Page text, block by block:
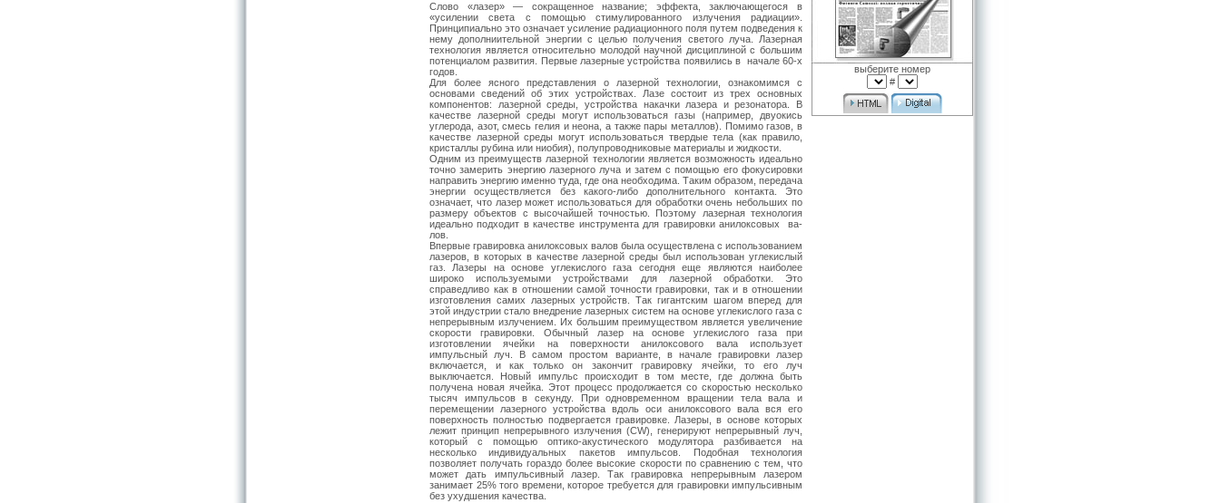
Слово «лазер» — сокращенное название; эффекта, заключающегося в
«усилении света с помощью стимулированного излучения радиации».
Принципиально это означает усиление радиационного поля путем подведения к
нему дополниительной энергии с целью получения светого луча. Лазерная
технология является относительно молодой научной дисциплиной с большим
потенциалом развития. Первые лазерные устройства появились в начале 60-х
годов.
Для более ясного представления о лазерной технологии, ознакомимся с
основами сведений об этих устройствах. Лазе состоит из трех основных
компонентов: лазерной среды, устройства накачки лазера и резо­натора. В
качестве лазерной среды могут использоваться газы (например, двуокись
углерода, азот, смесь гелия и неона, а так­же пары металлов). Помимо газов, в
каче­стве лазерной среды могут использоваться твердые тела (как правило,
кристаллы ру­бина или ниобия), полупроводниковые ма­териалы и жидкости.
Одним из преимуществ лазерной техно­логии является возможность идеально
точ­но замерить энергию лазерного луча и за­тем с помощью его фокусировки
направить энергию именно туда, где она необходима. Таким образом, передача
энергии осуще­ствляется без какого-либо дополнительно­го контакта. Это
означает, что лазер может использоваться для обработки очень не­больших по
размеру объектов с высочай­шей точностью. Поэтому лазерная техно­логия
идеально подходит в качестве инст­румента для гравировки анилоксовых ва­
лов.
Впервые гравировка анилоксовых валов была осуществлена с использованием
лазеров, в которых в качестве лазерной сре­ды был использован углекислый
газ. Лазе­ры на основе углекислого газа сегодня еще являются наиболее
широко используемы­ми устройствами для лазерной обработки. Это
справедливо как в отношении самой точности гравировки, так и в отношении
изготовления самих лазерных устройств. Так гигантским шагом вперед для
этой ин­дустрии стало внедрение лазерных систем на основе углекислого газа с
непрерывным излучением. Их большим преимуществом является увеличение
скорости гравировки. Обычный лазер на основе углекислого газа при
изготовлении ячейки на поверхности анилоксового вала использует
импульсный луч. В самом простом варианте, в начале гравировки лазер
включается, и как толь­ко он закончит гравировку ячейки, то его луч
выключается. Новый импульс происхо­дит в том месте, где должна быть
получена новая ячейка. Этот процесс продолжается со скоростью несколько
тысяч импульсов в секунду. При одновременном вращении тела вала и
перемещении лазерного устрой­ства вдоль оси анилоксового вала вся его
поверхность полностью подвергается гра­вировке. Лазеры, в основе которых
лежит принцип непрерывного излучения (CW), генерируют непрерывный луч,
который с помощью оптико-акустического модулято­ра разбивается на
несколько индивидуаль­ных пакетов импульсов. Подобная техноло­гия
позволяет получать гораздо более вы­сокие скорости по сравнению с тем, что
может дать импульсивный лазер. Так гравировка непрерывным лазером
занимает 25% того времени, которое требуется для гравировки импульсивным
без ухудшения качества.
выберите номер
#